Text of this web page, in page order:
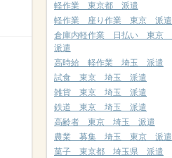
軽作業 東京都 派遣
軽作業 座り作業 東京 派遣
倉庫内軽作業 日払い 東京
派遣
高時給 軽作業 埼玉 派遣
試食 東京 埼玉 派遣
雑貨 東京 埼玉 派遣
鉄道 東京 埼玉 派遣
高齢者 東京 埼玉 派遣
農業 募集 埼玉 東京 派遣
菓子 東京都 埼玉県 派遣